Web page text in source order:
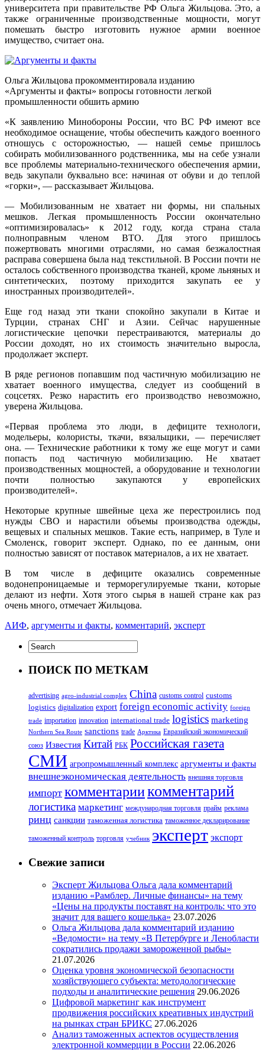
университета при правительстве РФ Ольга Жильцова. Это, а
также ограниченные производственные мощности, могут
помешать быстро изготовить нужное армии военное
имущество, считает она.
Ольга Жильцова прокомментировала изданию
«Аргументы и факты» вопросы готовности легкой
промышленности обшить армию
«К заявлению Минобороны России, что ВС РФ имеют все
необходимое оснащение, чтобы обеспечить каждого военного
отношусь с осторожностью, — нашей семье пришлось
собирать мобилизованного родственника, мы на себе узнали
все проблемы материально-технического обеспечения армии,
ведь закупали буквально все: начиная от обуви и до теплой
«горки», — рассказывает Жильцова.
— Мобилизованным не хватает ни формы, ни спальных
мешков. Легкая промышленность России окончательно
«оптимизировалась» к 2012 году, когда страна стала
полноправным членом ВТО. Для этого пришлось
пожертвовать многими отраслями, но самая безжалостная
расправа совершена была над текстильной. В России почти не
осталось собственного производства тканей, кроме льняных и
синтетических, поэтому приходится закупать ее у
иностранных производителей».
Еще год назад эти ткани спокойно закупали в Китае и
Турции, странах СНГ и Азии. Сейчас нарушенные
логистические цепочки перестраиваются, материалы до
России доходят, но их стоимость значительно выросла,
продолжает эксперт.
В ряде регионов попавшим под частичную мобилизацию не
хватает военного имущества, следует из сообщений в
соцсетях. Резко нарастить его производство невозможно,
уверена Жильцова.
«Первая проблема это люди, в дефиците технологи,
модельеры, колористы, ткачи, вязальщики, — перечисляет
она. — Технические работники к тому же еще могут и сами
попасть под частичную мобилизацию. Не хватает
производственных мощностей, а оборудование и технологии
почти полностью закупаются у европейских
производителей».
Некоторые крупные швейные цеха же перестроились под
нужды СВО и нарастили объемы производства одежды,
вещевых и спальных мешков. Такие есть, например, в Туле и
Смоленск, говорит эксперт. Однако, по ее данным, они
полностью зависят от поставок материалов, а их не хватает.
В том числе в дефиците оказались современные
водонепроницаемые и терморегулируемые ткани, которые
делают из нефти. Хотя этого сырья в нашей стране как раз
очень много, отмечает Жильцова.
АИФ, аргументы и факты, комментарий, эксперт
ПОИСК ПО МЕТКАМ
advertising agro-industrial complex China customs control customs
logistics digitalization export foreign economic activity foreign
trade importation innovation international trade logistics marketing
Northern Sea Route sanctions trade Арктика Евразийский экономический
союз Известия Китай РБК Российская газета
СМИ агропромышленный комплекс аргументы и факты
внешнеэкономическая деятельность внешняя торговля
импорт комментариикомментарий
логистика маркетинг международная торговля прайм реклама
ринц санкции таможенная логистика таможенное декларирование
таможенный контроль торговля учебник эксперт экспорт
Свежие записи
Эксперт Жильцова Ольга дала комментарий
изданию «Рамблер. Личные финансы» на тему
«Цены на продукты поставят на контроль: что это
значит для вашего кошелька» 23.07.2026
Ольга Жильцова дала комментарий изданию
«Ведомости» на тему «В Петербурге и Ленобласти
сократились продажи замороженной рыбы»
21.07.2026
Оценка уровня экономической безопасности
хозяйствующего субъекта: методологические
подходы и аналитические решения 29.06.2026
Цифровой маркетинг как инструмент
продвижения российских креативных индустрий
на рынках стран БРИКС 27.06.2026
Анализ таможенных аспектов осуществления
электронной коммерции в России 22.06.2026